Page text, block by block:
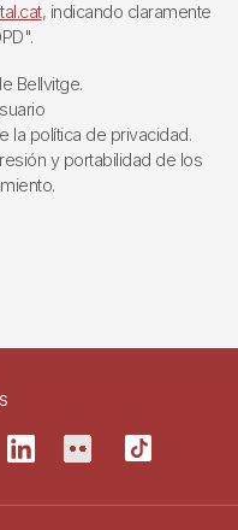
, indicando claramente
Bellvitge.
la política de privacidad.
y portabilidad de los